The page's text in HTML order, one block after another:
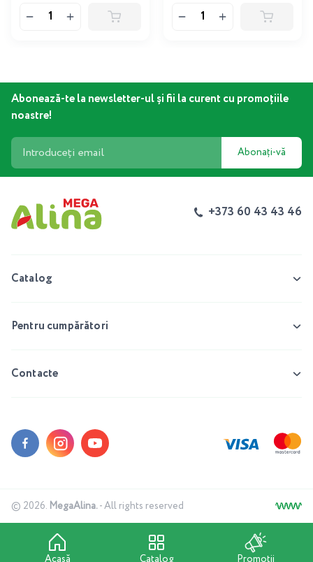
Abonează-te la newsletter-ul și fii la curent cu promoțiile
noastre!
Abonați-vă
+373 60 43 43 46
Catalog
Pentru cumpărători
Contacte
© 2026. MegaAlina.- All rights reserved
Acasă Catalog Promoții